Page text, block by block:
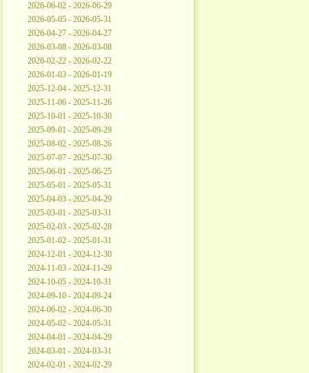
2026-06-02 - 2026-06-29
2026-05-05 - 2026-05-31
2026-04-27 - 2026-04-27
2026-03-08 - 2026-03-08
2026-02-22 - 2026-02-22
2026-01-03 - 2026-01-19
2025-12-04 - 2025-12-31
2025-11-06 - 2025-11-26
2025-10-01 - 2025-10-30
2025-09-01 - 2025-09-29
2025-08-02 - 2025-08-26
2025-07-07 - 2025-07-30
2025-06-01 - 2025-06-25
2025-05-01 - 2025-05-31
2025-04-03 - 2025-04-29
2025-03-01 - 2025-03-31
2025-02-03 - 2025-02-28
2025-01-02 - 2025-01-31
2024-12-01 - 2024-12-30
2024-11-03 - 2024-11-29
2024-10-05 - 2024-10-31
2024-09-10 - 2024-09-24
2024-06-02 - 2024-06-30
2024-05-02 - 2024-05-31
2024-04-01 - 2024-04-29
2024-03-01 - 2024-03-31
2024-02-01 - 2024-02-29